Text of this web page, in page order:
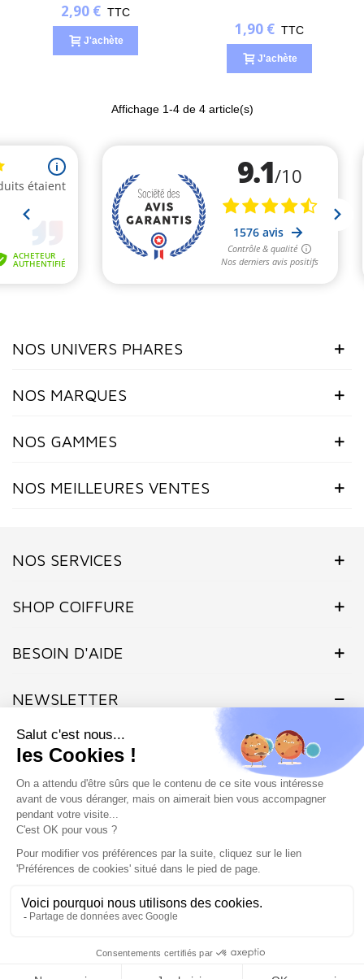
2,90 € TTC
J'achète
1,90 € TTC
J'achète
Affichage 1-4 de 4 article(s)
NOS UNIVERS PHARES
NOS MARQUES
NOS GAMMES
NOS MEILLEURES VENTES
NOS SERVICES
SHOP COIFFURE
BESOIN D'AIDE
NEWSLETTER
Inscrivez-vous dès maintenant à notre Newsletter et recevez en
exclusivité nos offres flashs, promotions et actualités.
Site protégé par reCAPTCHA.
Marchand approuvé par la Société des Avis Garantis, cliquez ici pour
vérifier.
SHOP COIFFURE © 2026 - Tous droits réservés - Site créé et